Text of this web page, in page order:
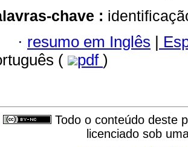
chave :
· resumo em Inglês |
(
pdf )
Todo o conteúdo deste
licenciado sob